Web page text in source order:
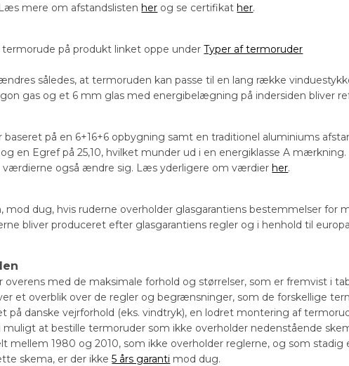
mere om afstandslistenher og se certifikather.
på produkt linket oppe underTyper af termoruder
således, at termoruden kan passe til en lang række
gas og et 6 mm glas med energibelægning på indersiden bliver
på en 6+16+6 opbygning samt en traditionel aluminiums
en Egref på 25,10, hvilket munder ud i en energiklasse A
værdierne også ændre sig. Læs yderligere om værdierher.
mod dug, hvis ruderne overholder glasgarantiens bestemmelser for
bliver produceret efter glasgarantiens regler og i henhold til
med de maksimale forhold og størrelser, som er fremvist i
et overblik over de regler og begrænsninger, som de forskellige
på danske vejrforhold (eks. vindtryk), en lodret montering af
at bestille termoruder som ikke overholder nedenstående
mellem 1980 og 2010, som ikke overholder reglerne, og som stadig
skema, er der ikke5 års garanti mod dug.